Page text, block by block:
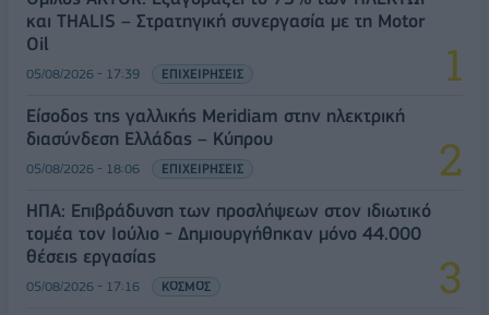
και THALIS – Στρατηγική συνεργασία με τη Motor
Oil
05/08/2026 - 17:39 ΕΠΙΧΕΙΡΗΣΕΙΣ
Είσοδος της γαλλικής Meridiam στην ηλεκτρική
διασύνδεση Ελλάδας – Κύπρου
05/08/2026 - 18:06 ΕΠΙΧΕΙΡΗΣΕΙΣ
ΗΠΑ: Επιβράδυνση των προσλήψεων στον ιδιωτικό
τομέα τον Ιούλιο - Δημιουργήθηκαν μόνο 44.000
θέσεις εργασίας
05/08/2026 - 17:16 ΚΟΣΜΟΣ